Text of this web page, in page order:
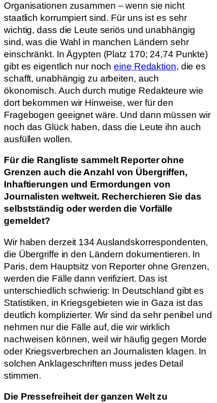
Organisationen zusammen – wenn sie nicht
staatlich korrumpiert sind. Für uns ist es sehr
wichtig, dass die Leute seriös und unabhängig
sind, was die Wahl in manchen Ländern sehr
einschränkt. In Ägypten (Platz 170; 24,74 Punkte)
gibt es eigentlich nur nocheine Redaktion, die es
schafft, unabhängig zu arbeiten, auch
ökonomisch. Auch durch mutige Redakteure wie
dort bekommen wir Hinweise, wer für den
Fragebogen geeignet wäre. Und dann müssen wir
noch das Glück haben, dass die Leute ihn auch
ausfüllen wollen.
Für die Rangliste sammelt Reporter ohne
Grenzen auch die Anzahl von Übergriffen,
Inhaftierungen und Ermordungen von
Journalisten weltweit. Recherchieren Sie das
selbstständig oder werden die Vorfälle
gemeldet?
Wir haben derzeit 134 Auslandskorrespondenten,
die Übergriffe in den Ländern dokumentieren. In
Paris, dem Hauptsitz von Reporter ohne Grenzen,
werden die Fälle dann verifiziert. Das ist
unterschiedlich schwierig: In Deutschland gibt es
Statistiken, in Kriegsgebieten wie in Gaza ist das
deutlich komplizierter. Wir sind da sehr penibel und
nehmen nur die Fälle auf, die wir wirklich
nachweisen können, weil wir häufig gegen Morde
oder Kriegsverbrechen an Journalisten klagen. In
solchen Anklageschriften muss jedes Detail
stimmen.
Die Pressefreiheit der ganzen Welt zu